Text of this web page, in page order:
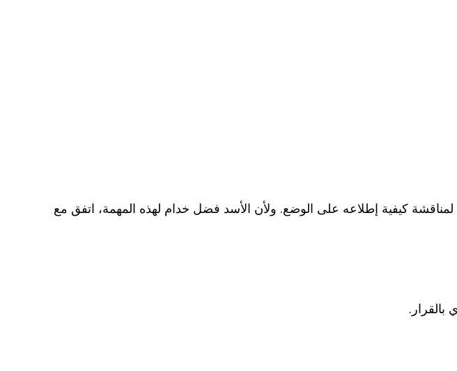
كيفية إطلاعه على الوضع. ولأن الأسد فضل خدام لهذه المهمة، اتفق مع